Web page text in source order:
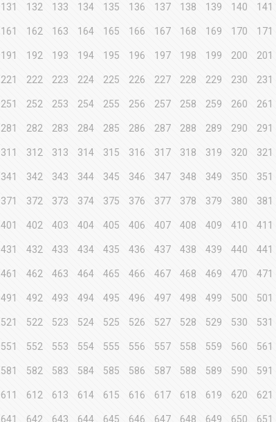
131 132 133 134 135 136 137 138 139 140 141
161 162 163 164 165 166 167 168 169 170 171
191 192 193 194 195 196 197 198 199 200 201
221 222 223 224 225 226 227 228 229 230 231
251 252 253 254 255 256 257 258 259 260 261
281 282 283 284 285 286 287 288 289 290 291
311 312 313 314 315 316 317 318 319 320 321
341 342 343 344 345 346 347 348 349 350 351
371 372 373 374 375 376 377 378 379 380 381
401 402 403 404 405 406 407 408 409 410 411
431 432 433 434 435 436 437 438 439 440 441
461 462 463 464 465 466 467 468 469 470 471
491 492 493 494 495 496 497 498 499 500 501
521 522 523 524 525 526 527 528 529 530 531
551 552 553 554 555 556 557 558 559 560 561
581 582 583 584 585 586 587 588 589 590 591
611 612 613 614 615 616 617 618 619 620 621
641 642 643 644 645 646 647 648 649 650 651